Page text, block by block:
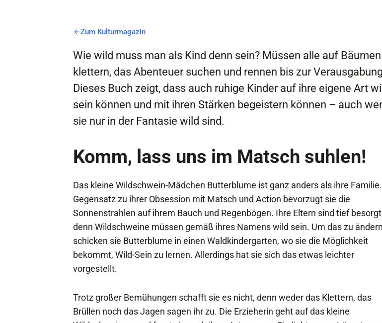
Zum Kulturmagazin
Wie wild muss man als Kind denn sein? Müssen alle auf Bäumen
klettern, das Abenteuer suchen und rennen bis zur
Dieses Buch zeigt, dass auch ruhige Kinder auf ihre eigene Art
sein können und mit ihren Stärken begeistern können – auch
sie nur in der Fantasie wild sind.
Komm, lass uns im Matsch suhlen!
Das kleine Wildschwein-Mädchen Butterblume ist ganz anders als ihre
Gegensatz zu ihrer Obsession mit Matsch und Action bevorzugt sie die
Sonnenstrahlen auf ihrem Bauch und Regenbögen. Ihre Eltern sind tief
denn Wildschweine müssen gemäß ihres Namens wild sein. Um das zu
schicken sie Butterblume in einen Waldkindergarten, wo sie die Möglichkeit
bekommt, Wild-Sein zu lernen. Allerdings hat sie sich das etwas leichter
vorgestellt.
Trotz großer Bemühungen schafft sie es nicht, denn weder das Klettern, das
Brüllen noch das Jagen sagen ihr zu. Die Erzieherin geht auf das kleine